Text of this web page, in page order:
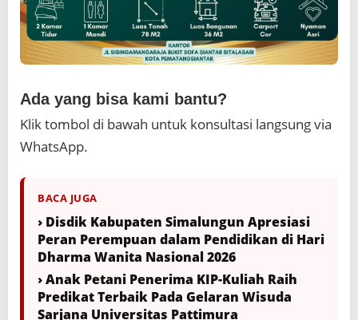
Ada yang bisa kami bantu?
Klik tombol di bawah untuk konsultasi langsung via
WhatsApp.
BACA JUGA
› Disdik Kabupaten Simalungun Apresiasi
Peran Perempuan dalam Pendidikan di Hari
Dharma Wanita Nasional 2026
› Anak Petani Penerima KIP-Kuliah Raih
Predikat Terbaik Pada Gelaran Wisuda
Sarjana Universitas Pattimura